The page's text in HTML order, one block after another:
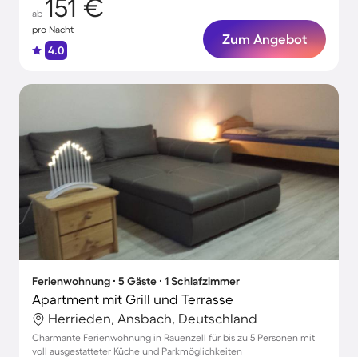
ab 151 €
pro Nacht
4.0
Zum Angebot
Ferienwohnung ∙ 5 Gäste ∙ 1 Schlafzimmer
Apartment mit Grill und Terrasse
Herrieden, Ansbach, Deutschland
Charmante Ferienwohnung in Rauenzell für bis zu 5 Personen mit
voll ausgestatteter Küche und Parkmöglichkeiten